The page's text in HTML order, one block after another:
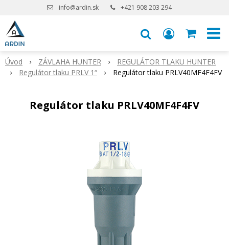
info@ardin.sk +421 908 203 294
Úvod ZÁVLAHA HUNTER
REGULÁTOR TLAKU HUNTER
Regulátor tlaku PRLV 1“
Regulátor tlaku PRLV40MF4F4FV
Regulátor tlaku PRLV40MF4F4FV